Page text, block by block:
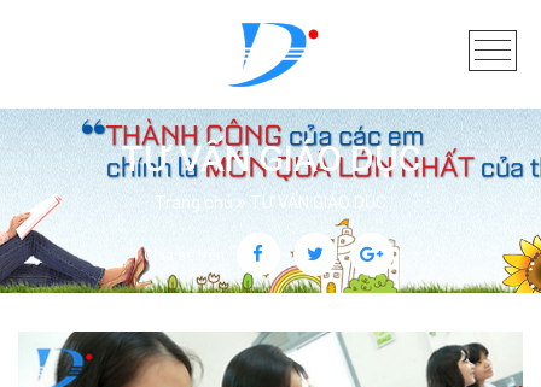
TƯ VẤN GIÁO DỤC
Trang chủ TƯ VẤN GIÁO DỤC
Chia sẻ trên: